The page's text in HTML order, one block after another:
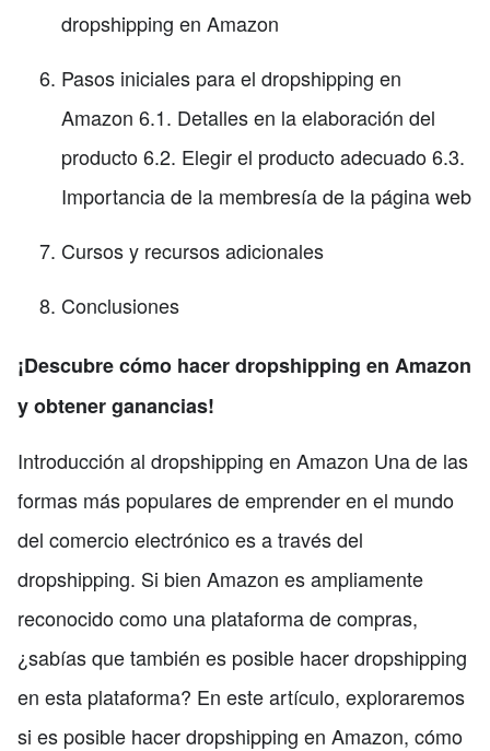
dropshipping en Amazon
Pasos iniciales para el dropshipping en
Amazon 6.1. Detalles en la elaboración del
producto 6.2. Elegir el producto adecuado 6.3.
Importancia de la membresía de la página web
Cursos y recursos adicionales
Conclusiones
¡Descubre cómo hacer dropshipping en Amazon
y obtener ganancias!
Introducción al dropshipping en Amazon Una de las
formas más populares de emprender en el mundo
del comercio electrónico es a través del
dropshipping. Si bien Amazon es ampliamente
reconocido como una plataforma de compras,
¿sabías que también es posible hacer dropshipping
en esta plataforma? En este artículo, exploraremos
si es posible hacer dropshipping en Amazon, cómo